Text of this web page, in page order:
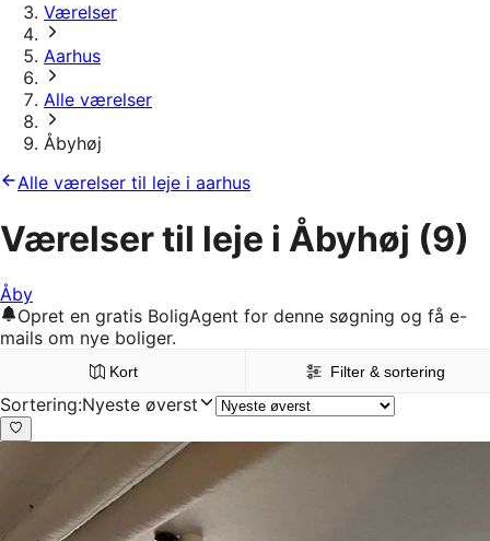
Værelser
Aarhus
Alle værelser
Åbyhøj
Alle værelser til leje i aarhus
Værelser til leje i Åbyhøj (9)
Åby
Opret en gratis BoligAgent for denne søgning og få e-
mails om nye boliger.
Kort Filter & sortering
Sortering:Nyeste øverst